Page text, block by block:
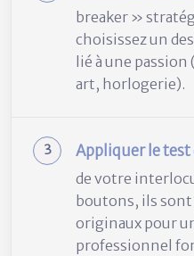
breaker »
choisissez un
lié à une
art, horlogerie).
Appliquer le test
de votre
boutons, ils
originaux pour
professionnel